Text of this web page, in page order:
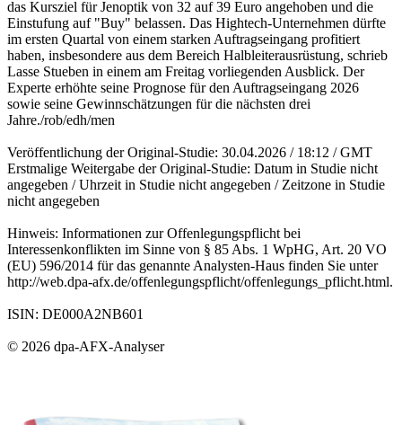
das Kursziel für Jenoptik von 32 auf 39 Euro angehoben und die
Einstufung auf "Buy" belassen. Das Hightech-Unternehmen dürfte
im ersten Quartal von einem starken Auftragseingang profitiert
haben, insbesondere aus dem Bereich Halbleiterausrüstung, schrieb
Lasse Stueben in einem am Freitag vorliegenden Ausblick. Der
Experte erhöhte seine Prognose für den Auftragseingang 2026
sowie seine Gewinnschätzungen für die nächsten drei
Jahre./rob/edh/men
Veröffentlichung der Original-Studie: 30.04.2026 / 18:12 / GMT
Erstmalige Weitergabe der Original-Studie: Datum in Studie nicht
angegeben / Uhrzeit in Studie nicht angegeben / Zeitzone in Studie
nicht angegeben
Hinweis: Informationen zur Offenlegungspflicht bei
Interessenkonflikten im Sinne von § 85 Abs. 1 WpHG, Art. 20 VO
(EU) 596/2014 für das genannte Analysten-Haus finden Sie unter
http://web.dpa-afx.de/offenlegungspflicht/offenlegungs_pflicht.html.
ISIN: DE000A2NB601
© 2026 dpa-AFX-Analyser